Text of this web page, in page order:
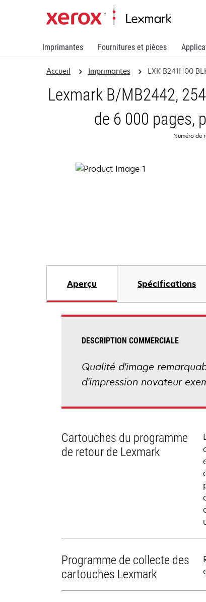
Imprimantes Fournitures et pièces
Accueil Imprimantes LXK B241H00
Lexmark B/MB2442,
de 6 000 pages,
Numéro de
Aperçu Spécifications
DESCRIPTION COMMERCIALE
Qualité d'image
d'impression novateur
Cartouches du programme
de retour de Lexmark
Programme de collecte des
cartouches Lexmark